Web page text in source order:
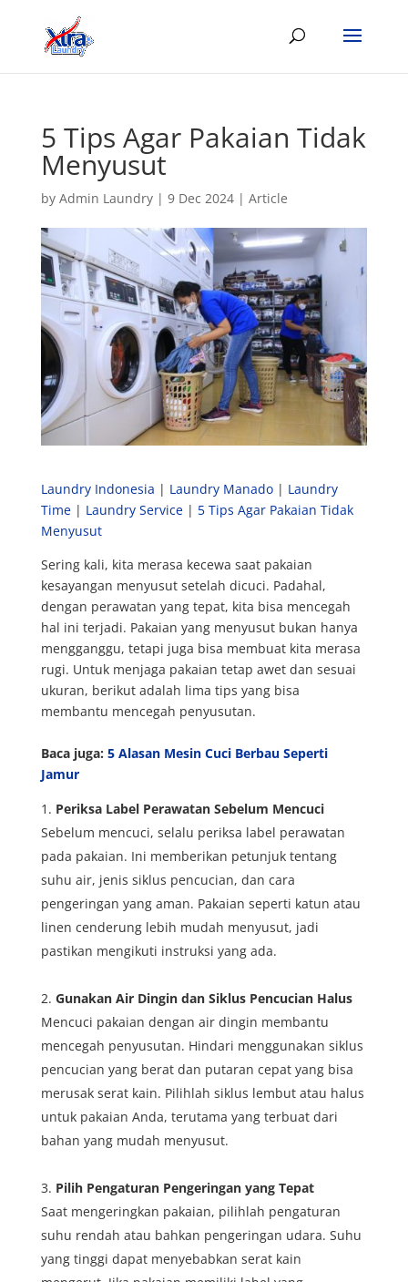
5 Tips Agar Pakaian Tidak
Menyusut
by Admin Laundry| 9 Dec 2024| Article
Laundry Indonesia | Laundry Manado| Laundry
Time| Laundry Service| 5 Tips Agar Pakaian Tidak
Menyusut
Sering kali, kita merasa kecewa saat pakaian
kesayangan menyusut setelah dicuci. Padahal,
dengan perawatan yang tepat, kita bisa mencegah
hal ini terjadi. Pakaian yang menyusut bukan hanya
mengganggu, tetapi juga bisa membuat kita merasa
rugi. Untuk menjaga pakaian tetap awet dan sesuai
ukuran, berikut adalah lima tips yang bisa
membantu mencegah penyusutan.
Baca juga: 5 Alasan Mesin Cuci Berbau Seperti
Jamur
Periksa Label Perawatan Sebelum Mencuci
Sebelum mencuci, selalu periksa label perawatan
pada pakaian. Ini memberikan petunjuk tentang
suhu air, jenis siklus pencucian, dan cara
pengeringan yang aman. Pakaian seperti katun atau
linen cenderung lebih mudah menyusut, jadi
pastikan mengikuti instruksi yang ada.
Gunakan Air Dingin dan Siklus Pencucian Halus
Mencuci pakaian dengan air dingin membantu
mencegah penyusutan. Hindari menggunakan siklus
pencucian yang berat dan putaran cepat yang bisa
merusak serat kain. Pilihlah siklus lembut atau halus
untuk pakaian Anda, terutama yang terbuat dari
bahan yang mudah menyusut.
Pilih Pengaturan Pengeringan yang Tepat
Saat mengeringkan pakaian, pilihlah pengaturan
suhu rendah atau bahkan pengeringan udara. Suhu
yang tinggi dapat menyebabkan serat kain